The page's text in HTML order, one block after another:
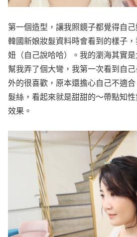
第一個造型，讓我照鏡子都覺得自
韓國新娘妝髮資料時會看到的樣子
妞（自己說哈哈）。我的瀏海其實
幫我弄了個大彎，我第一次看到自
外的很喜歡，原本還擔心自己不適
髮絲，看起來就是甜甜的～帶點知
效果。